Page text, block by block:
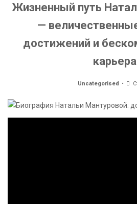
Жизненный путь
—
достижений и
карьера
Uncategorised